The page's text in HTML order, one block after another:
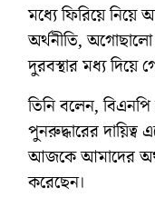
মধ্যে ফিরিয়ে নিয়ে
অর্থনীতি,
দুরবস্থার মধ্য দিয়ে
তিনি বলেন,
পুনরুদ্ধারের দায়িত্ব
আজকে আমাদের
করেছেন।